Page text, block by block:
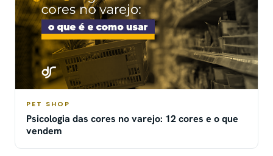
PET SHOP
Psicologia das cores no varejo: 12 cores e o que
vendem